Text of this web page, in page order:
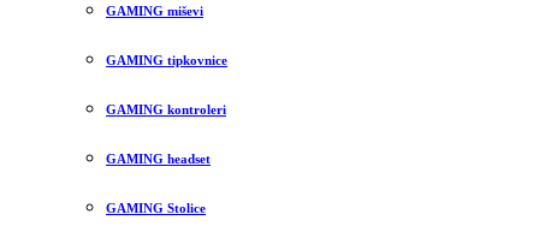
GAMING miševi
GAMING tipkovnice
GAMING kontroleri
GAMING headset
GAMING Stolice